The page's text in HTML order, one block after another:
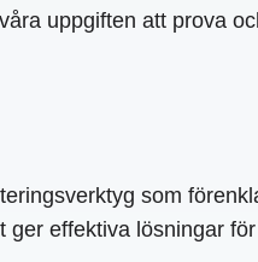
uppgiften att prova
som
effektiva lösningar